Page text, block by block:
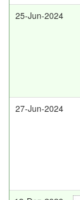
25-Jun-2024
27-Jun-2024